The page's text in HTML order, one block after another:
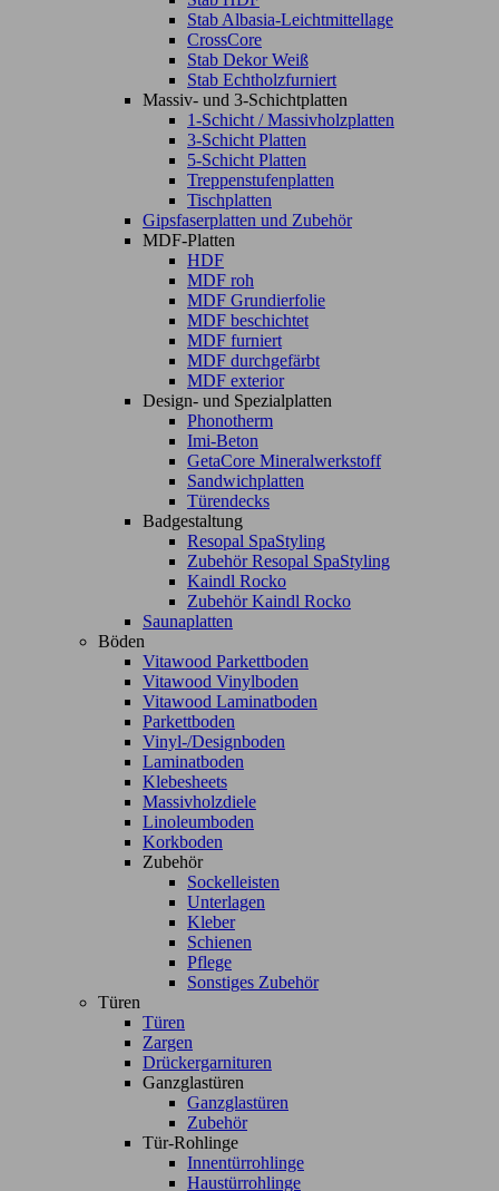
Stab Albasia-Leichtmittellage
CrossCore
Stab Dekor Weiß
Stab Echtholzfurniert
Massiv- und 3-Schichtplatten
1-Schicht / Massivholzplatten
3-Schicht Platten
5-Schicht Platten
Treppenstufenplatten
Tischplatten
Gipsfaserplatten und Zubehör
MDF-Platten
HDF
MDF roh
MDF Grundierfolie
MDF beschichtet
MDF furniert
MDF durchgefärbt
MDF exterior
Design- und Spezialplatten
Phonotherm
Imi-Beton
GetaCore Mineralwerkstoff
Sandwichplatten
Türendecks
Badgestaltung
Resopal SpaStyling
Zubehör Resopal SpaStyling
Kaindl Rocko
Zubehör Kaindl Rocko
Saunaplatten
Böden
Vitawood Parkettboden
Vitawood Vinylboden
Vitawood Laminatboden
Parkettboden
Vinyl-/Designboden
Laminatboden
Klebesheets
Massivholzdiele
Linoleumboden
Korkboden
Zubehör
Sockelleisten
Unterlagen
Kleber
Schienen
Pflege
Sonstiges Zubehör
Türen
Türen
Zargen
Drückergarnituren
Ganzglastüren
Ganzglastüren
Zubehör
Tür-Rohlinge
Innentürrohlinge
Haustürrohlinge